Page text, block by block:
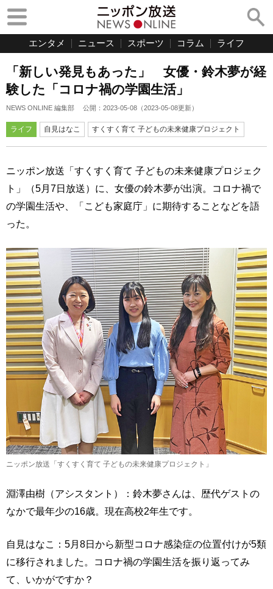
エンタメ ニュース スポーツ コラム ライフ
「新しい発見もあった」 女優・鈴木夢が経
験した「コロナ禍の学園生活」
NEWS ONLINE 編集部 公開： 2023-05-08 （2023-05-08更新）
ライフ 自見はなこ すくすく育て 子どもの未来健康プロジェクト
ニッポン放送「すくすく育て 子どもの未来健康プロジェク
ト」（5月7日放送）に、女優の鈴木夢が出演。コロナ禍で
の学園生活や、「こども家庭庁」に期待することなどを語
った。
ニッポン放送「すくすく育て 子どもの未来健康プロジェクト」
淵澤由樹（アシスタント）：鈴木夢さんは、歴代ゲストの
なかで最年少の16歳。現在高校2年生です。
自見はなこ：5月8日から新型コロナ感染症の位置付けが5類
に移行されました。コロナ禍の学園生活を振り返ってみ
て、いかがですか？